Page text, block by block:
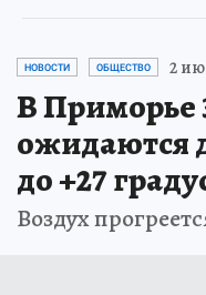
НОВОСТИ ОБЩЕСТВО 2
В Приморье
ожидаются
до +27
Воздух